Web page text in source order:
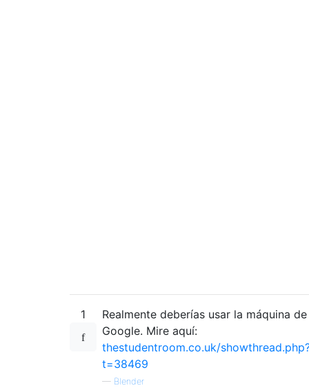
1
Realmente deberías usar la máquina de
Google. Mire aquí:
thestudentroom.co.uk/
t=38469
— Blender